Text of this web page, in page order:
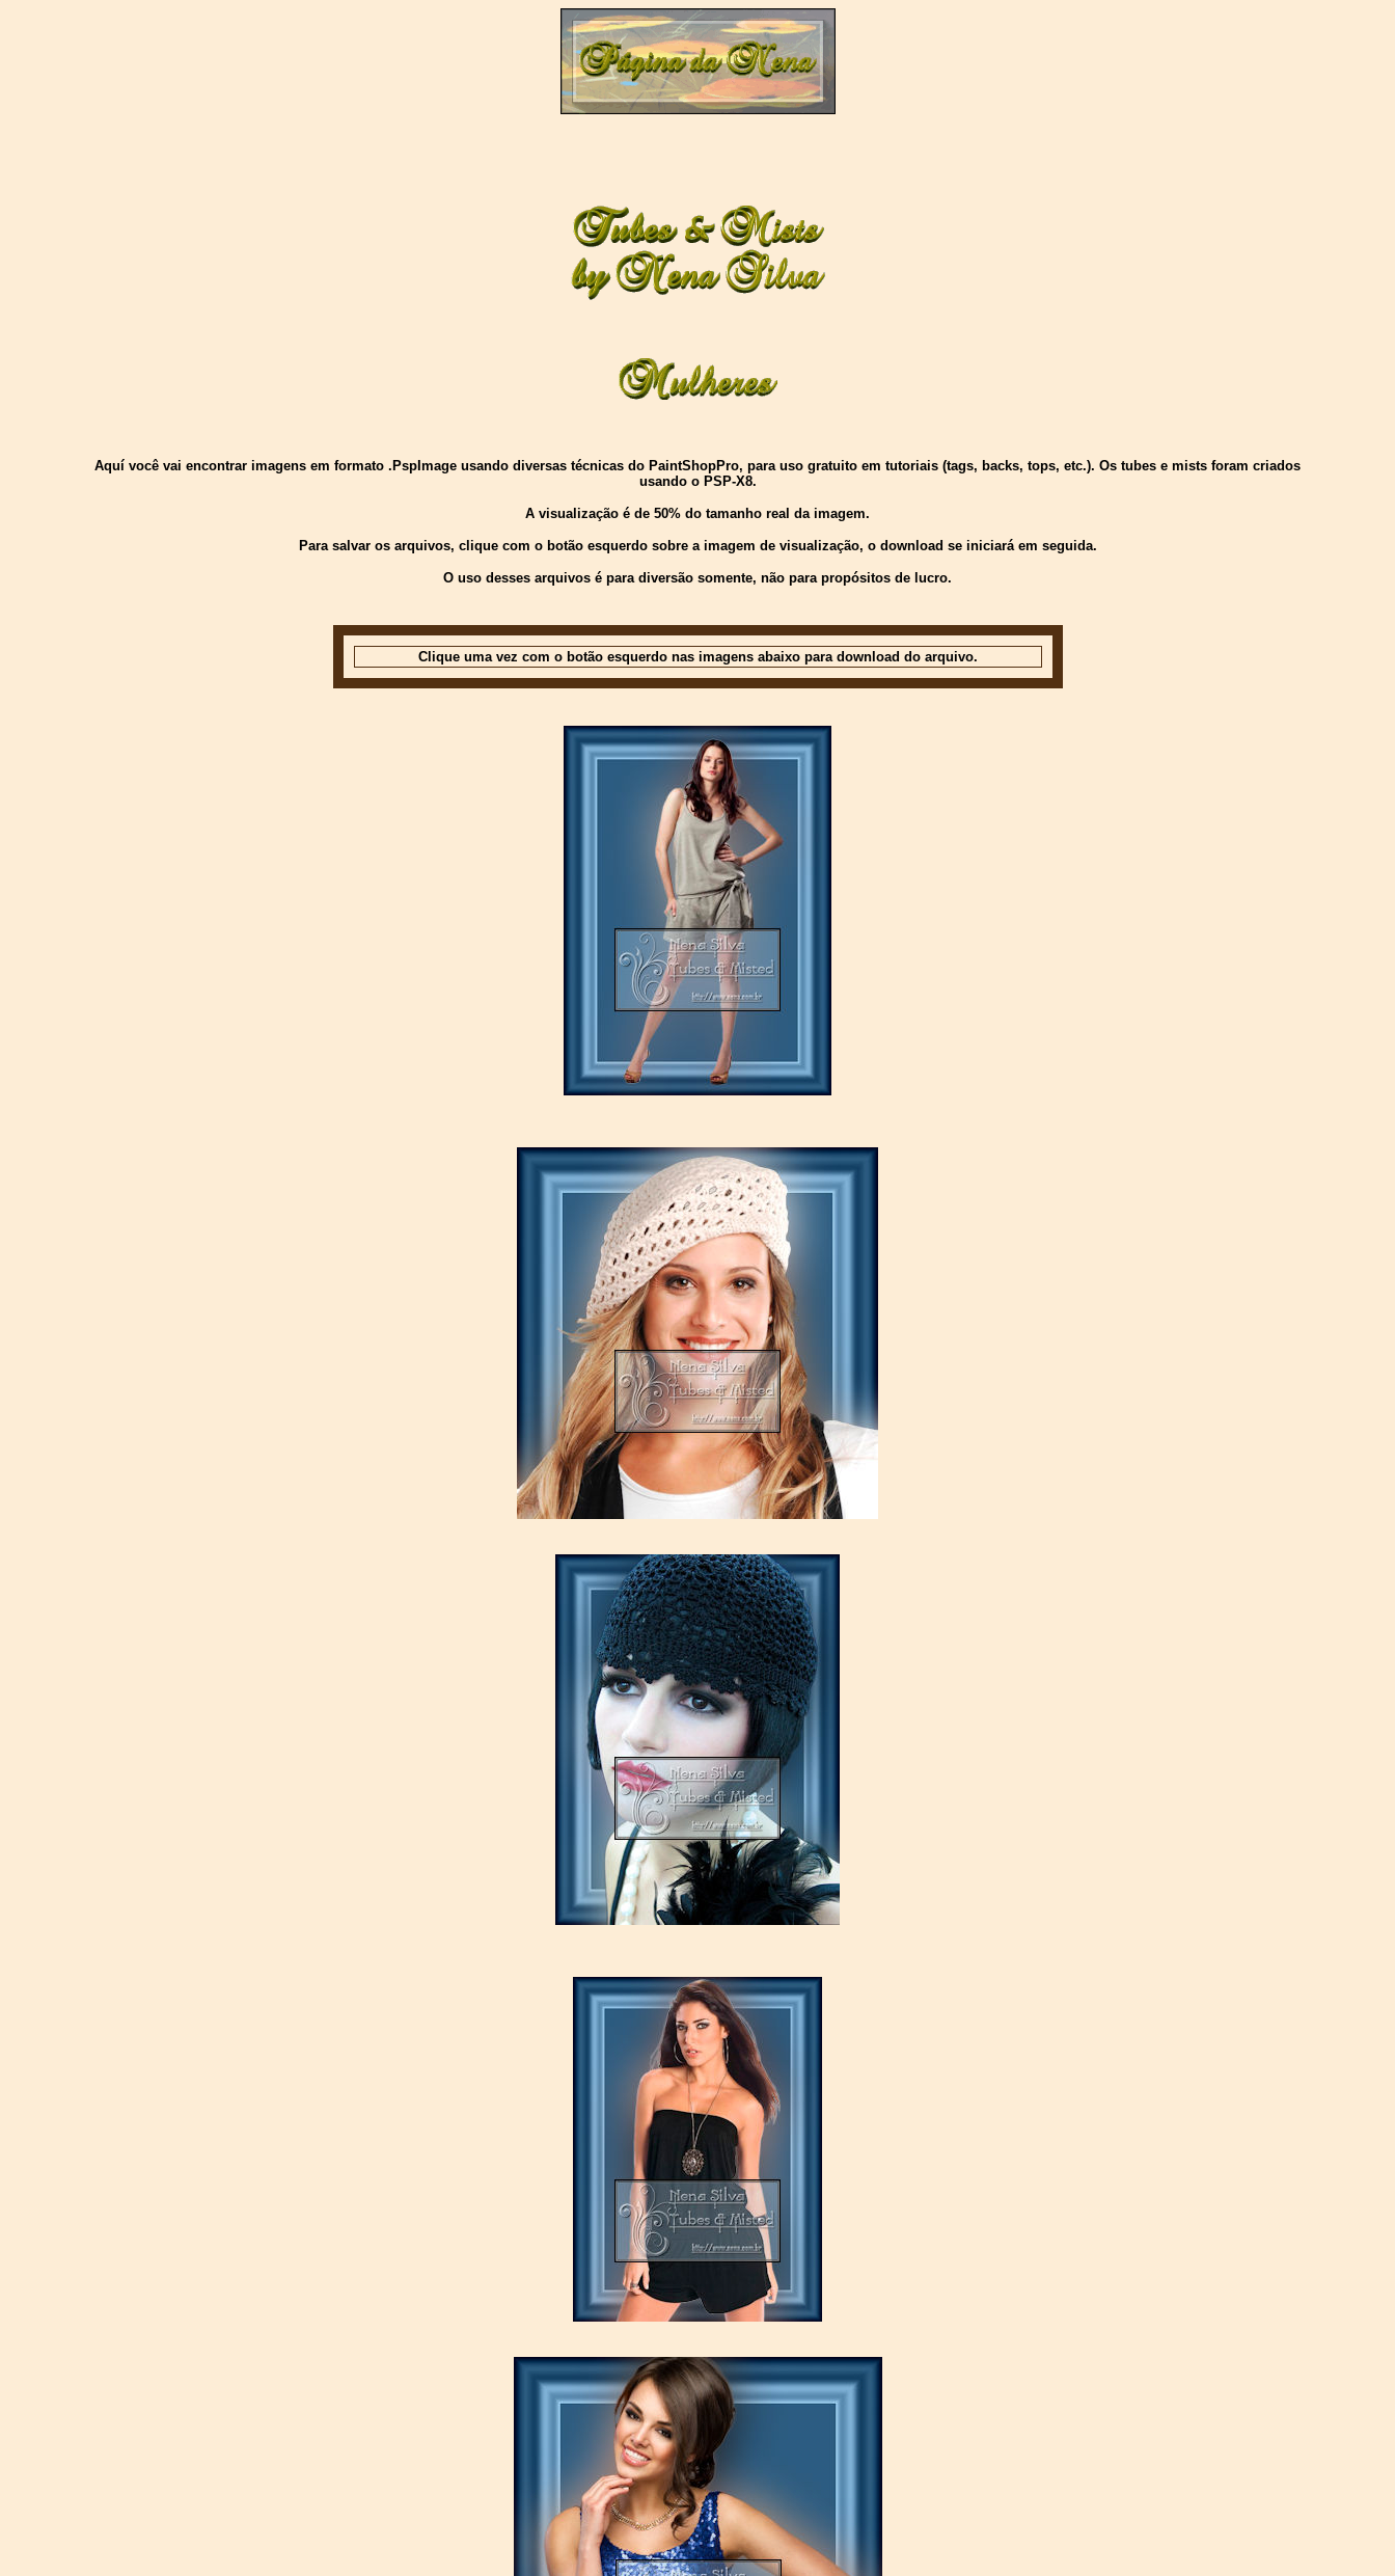
Aquí você vai encontrar imagens em formato .PspImage usando diversas técnicas do PaintShopPro, para uso gratuito em tutoriais (tags, backs, tops, etc.). Os tubes e mists foram criados
usando o PSP-X8.
A visualização é de 50% do tamanho real da imagem.
Para salvar os arquivos, clique com o botão esquerdo sobre a imagem de visualização, o download se iniciará em seguida.
O uso desses arquivos é para diversão somente, não para propósitos de lucro.
Clique uma vez com o botão esquerdo nas imagens abaixo para download do arquivo.